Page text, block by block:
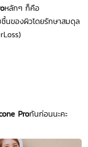
หลักๆ ก็คือ
นของผิวโดยรักษาสมดุล
Proกันก่อนนะคะ